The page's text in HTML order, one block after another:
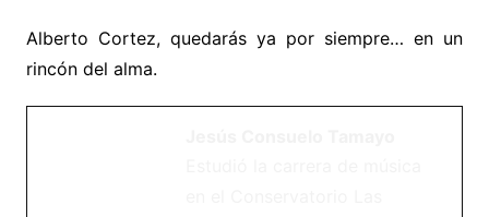
Alberto Cortez, quedarás ya por siempre… en un
rincón del alma.